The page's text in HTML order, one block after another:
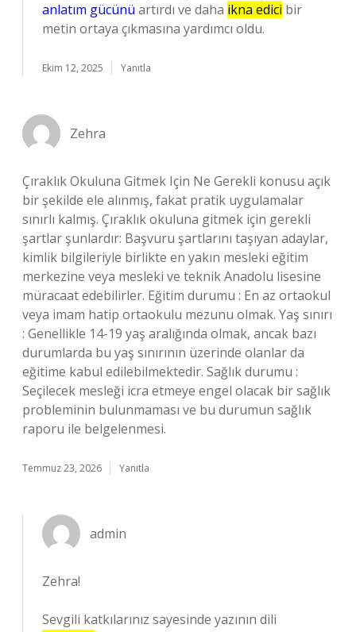
anlatım gücünü artırdı ve daha ikna edici bir
metin ortaya çıkmasına yardımcı oldu.
Ekim 12, 2025 Yanıtla
Zehra
Çıraklık Okuluna Gitmek Için Ne Gerekli konusu açık
bir şekilde ele alınmış, fakat pratik uygulamalar
sınırlı kalmış. Çıraklık okuluna gitmek için gerekli
şartlar şunlardır: Başvuru şartlarını taşıyan adaylar,
kimlik bilgileriyle birlikte en yakın mesleki eğitim
merkezine veya mesleki ve teknik Anadolu lisesine
müracaat edebilirler. Eğitim durumu : En az ortaokul
veya imam hatip ortaokulu mezunu olmak. Yaş sınırı
: Genellikle 14-19 yaş aralığında olmak, ancak bazı
durumlarda bu yaş sınırının üzerinde olanlar da
eğitime kabul edilebilmektedir. Sağlık durumu :
Seçilecek mesleği icra etmeye engel olacak bir sağlık
probleminin bulunmaması ve bu durumun sağlık
raporu ile belgelenmesi.
Temmuz 23, 2026 Yanıtla
admin
Zehra!
Sevgili katkılarınız sayesinde yazının dili